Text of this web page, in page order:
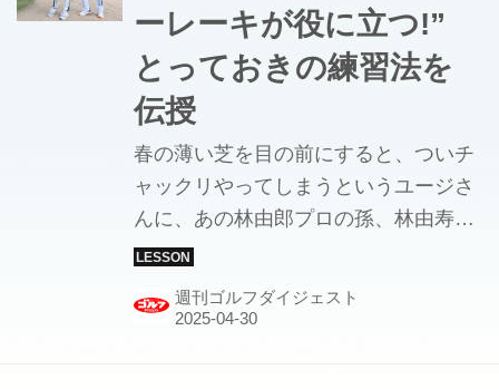
ーレーキが役に立つ!”
とっておきの練習法を
伝授
春の薄い芝を目の前にすると、ついチ
ャックリやってしまうというユージさ
んに、あの林由郎プロの孫、林由寿プ
ロが、“林流ソール滑らせ法”を伝授。
ソールをズズズ～ッと滑らせて、ググ
週刊ゴルフダイジェスト